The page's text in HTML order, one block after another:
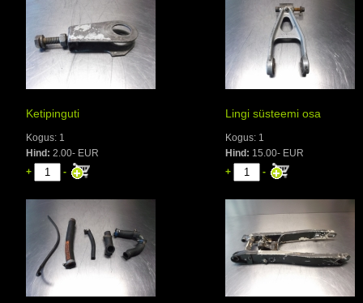
Ketipinguti
Kogus: 1
Hind: 2.00- EUR
+
-
Lingi süsteemi osa
Kogus: 1
Hind: 15.00- EUR
+
-